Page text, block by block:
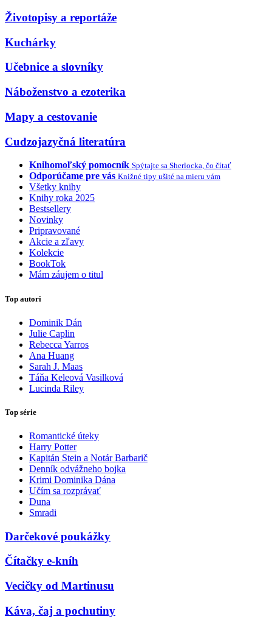
Životopisy a reportáže
Kuchárky
Učebnice a slovníky
Náboženstvo a ezoterika
Mapy a cestovanie
Cudzojazyčná literatúra
Knihomoľský pomocník Spýtajte sa Sherlocka, čo čítať
Odporúčame pre vás Knižné tipy ušité na mieru vám
Všetky knihy
Knihy roka 2025
Bestsellery
Novinky
Pripravované
Akcie a zľavy
Kolekcie
BookTok
Mám záujem o titul
Top autori
Dominik Dán
Julie Caplin
Rebecca Yarros
Ana Huang
Sarah J. Maas
Táňa Keleová Vasilková
Lucinda Riley
Top série
Romantické úteky
Harry Potter
Kapitán Stein a Notár Barbarič
Denník odvážneho bojka
Krimi Dominika Dána
Učím sa rozprávať
Duna
Smradi
Darčekové poukážky
Čítačky e-kníh
Vecičky od Martinusu
Káva, čaj a pochutiny